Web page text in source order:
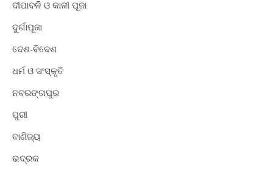
ଦୀପାବଳି ଓ କାଳୀ ପୂଜା
ଦୁର୍ଗାପୂଜା
ଦେଶ-ବିଦେଶ
ଧର୍ମ ଓ ସଂସ୍କୃତି
ନବରଙ୍ଗପୁର
ପୁରୀ
ବାଣିଜ୍ୟ
ଭଦ୍ରକ